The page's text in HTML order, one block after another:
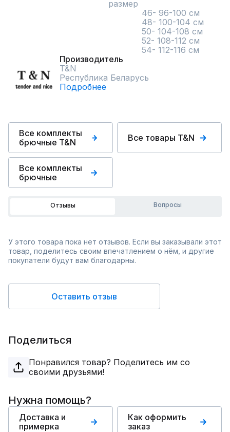
                                                    54- 112-116 см
Производитель
T&N
Республика Беларусь
Подробнее
Все комплекты
брючные T&N
Все товары T&N
Все комплекты
брючные
Отзывы Вопросы
У этого товара пока нет отзывов. Если вы заказывали этот
товар, поделитесь своим впечатлением о нём, и другие
покупатели будут вам благодарны.
Оставить отзыв
Поделиться
Понравился товар? Поделитесь им со
своими друзьями!
Нужна помощь?
Доставка и
примерка
Как оформить
заказ